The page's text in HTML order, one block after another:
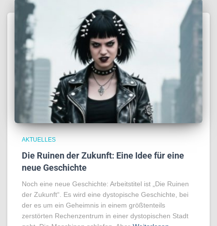
AKTUELLES
Die Ruinen der Zukunft: Eine Idee für eine
neue Geschichte
Noch eine neue Geschichte: Arbeitstitel ist „Die Ruinen
der Zukunft“. Es wird eine dystopische Geschichte, bei
der es um ein Geheimnis in einem größtenteils
zerstörten Rechenzentrum in einer dystopischen Stadt